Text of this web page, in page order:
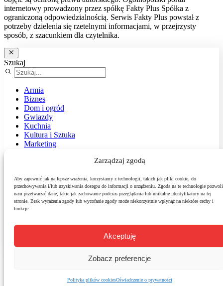
Zarządzaj zgodą
Aby zapewnić jak najlepsze wrażenia, korzystamy z technologii, takich jak pliki cookie, do
przechowywania i/lub uzyskiwania dostępu do informacji o urządzeniu. Zgoda na te technologie pozwoli
nam przetwarzać dane, takie jak zachowanie podczas przeglądania lub unikalne identyfikatory na tej
stronie. Brak wyrażenia zgody lub wycofanie zgody może niekorzystnie wpłynąć na niektóre cechy i
funkcje.
Akceptuję
Zobacz preferencje
Polityka plików cookiesOświadczenie o prywatności
internetowy prowadzony przez spółkę Fakty Plus Spółka z
ograniczoną odpowiedzialnością. Serwis Fakty Plus powstał z
potrzeby dzielenia się rzetelnymi informacjami, w przejrzysty
sposób, z szacunkiem dla czytelnika.
Szukaj
Armia
Biznes
Dom i ogród
Gwiazdy
Kuchnia
Kultura i Sztuka
Marketing
Podróże
Polityka
Sport
Środowisko
Technologie